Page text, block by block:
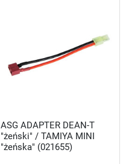
ASG ADAPTER DEAN-T
"żeński" / TAMIYA MINI
"żeńska" (021655)